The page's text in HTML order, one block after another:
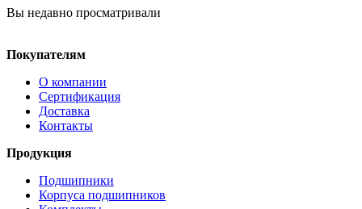
Вы недавно просматривали
Покупателям
О компании
Сертификация
Доставка
Контакты
Продукция
Подшипники
Корпуса подшипников